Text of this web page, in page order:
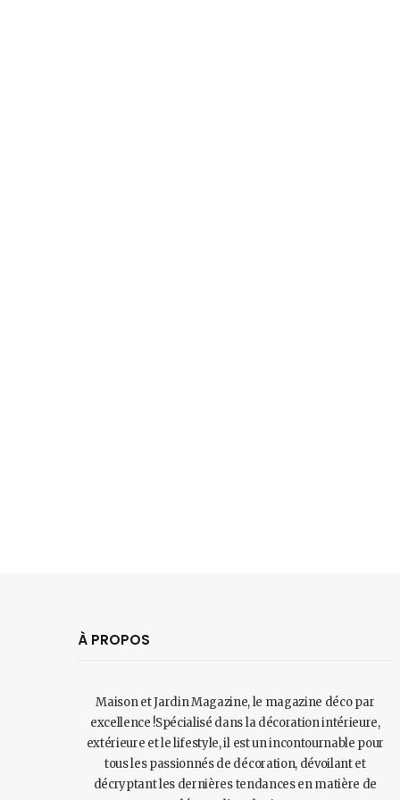
À PROPOS
Maison et Jardin Magazine, le magazine déco par
excellence !Spécialisé dans la décoration intérieure,
extérieure et le lifestyle, il est un incontournable pour
tous les passionnés de décoration, dévoilant et
décryptant les dernières tendances en matière de